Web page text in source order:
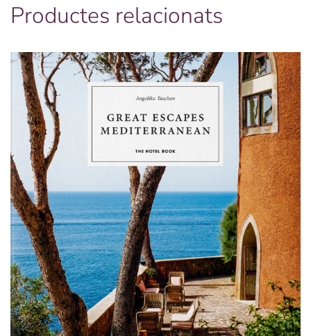
Productes relacionats